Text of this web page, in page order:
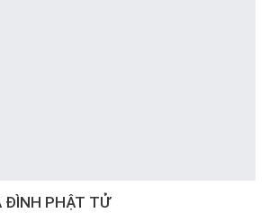
ĐÌNH PHẬT TỬ